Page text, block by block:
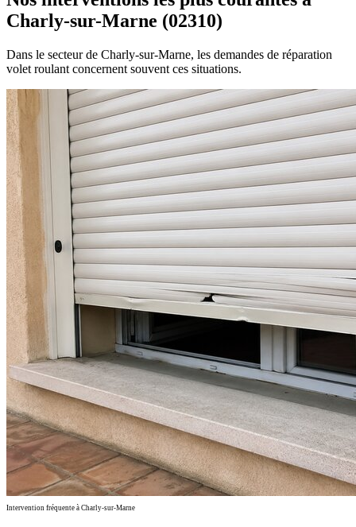
Charly-sur-Marne (02310)
Dans le secteur de Charly-sur-Marne, les demandes de réparation
volet roulant concernent souvent ces situations.
Intervention fréquente à Charly-sur-Marne